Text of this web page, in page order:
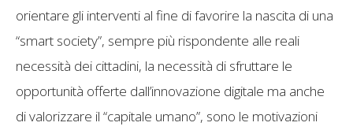
orientare gli interventi al fine di favorire la nascita di una
“smart society”, sempre più rispondente alle reali
necessità dei cittadini, la necessità di sfruttare le
opportunità offerte dall’innovazione digitale ma anche
di valorizzare il “capitale umano”, sono le motivazioni